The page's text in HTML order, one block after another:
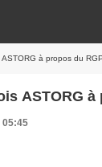
à propos du
ASTORG à
05:45